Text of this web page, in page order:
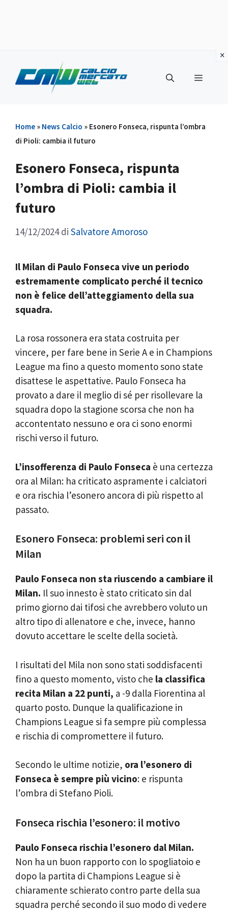
contenuto
Menu
Home » News Calcio » Esonero Fonseca, rispunta l’ombra
di Pioli: cambia il futuro
Esonero Fonseca, rispunta
l’ombra di Pioli: cambia il
futuro
14/12/2024 di Salvatore Amoroso
Il Milan di Paulo Fonseca vive un periodo
estremamente complicato perché il tecnico
non è felice dell’atteggiamento della sua
squadra.
La rosa rossonera era stata costruita per
vincere, per fare bene in Serie A e in Champions
League ma fino a questo momento sono state
disattese le aspettative. Paulo Fonseca ha
provato a dare il meglio di sé per risollevare la
squadra dopo la stagione scorsa che non ha
accontentato nessuno e ora ci sono enormi
rischi verso il futuro.
L’insofferenza di Paulo Fonseca è una certezza
ora al Milan: ha criticato aspramente i calciatori
e ora rischia l’esonero ancora di più rispetto al
passato.
Esonero Fonseca: problemi seri con il
Milan
Paulo Fonseca non sta riuscendo a cambiare il
Milan. Il suo innesto è stato criticato sin dal
primo giorno dai tifosi che avrebbero voluto un
altro tipo di allenatore e che, invece, hanno
dovuto accettare le scelte della società.
I risultati del Mila non sono stati soddisfacenti
fino a questo momento, visto che la classifica
recita Milan a 22 punti, a -9 dalla Fiorentina al
quarto posto. Dunque la qualificazione in
Champions League si fa sempre più complessa
e rischia di compromettere il futuro.
Secondo le ultime notizie, ora l’esonero di
Fonseca è sempre più vicino: e rispunta
l’ombra di Stefano Pioli.
Fonseca rischia l’esonero: il motivo
Paulo Fonseca rischia l’esonero dal Milan.
Non ha un buon rapporto con lo spogliatoio e
dopo la partita di Champions League si è
chiaramente schierato contro parte della sua
squadra perché secondo il suo modo di vedere